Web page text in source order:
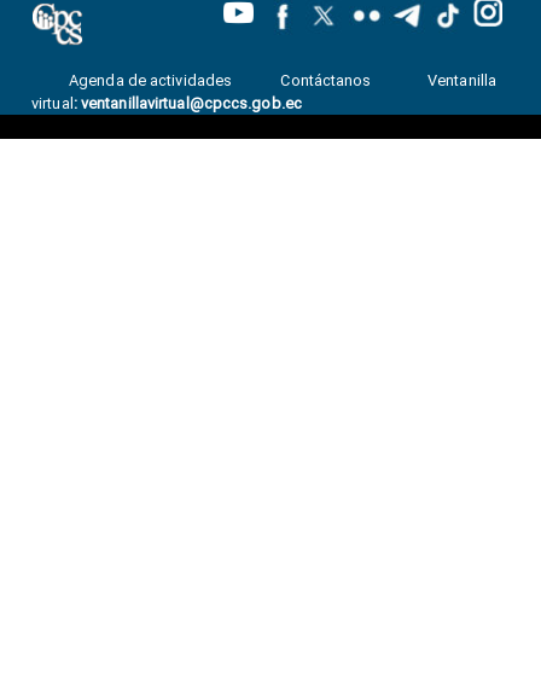
Agenda de actividades Contáctanos
Ventanilla
virtual : ventanillavirtual@cpccs.gob.ec